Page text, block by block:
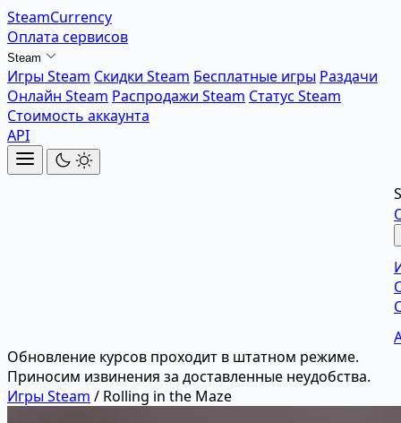
SteamCurrency
Оплата сервисов
Steam
Игры Steam Скидки Steam Бесплатные игры Раздачи
Онлайн Steam Распродажи Steam Статус Steam
Стоимость аккаунта
API
Обновление курсов проходит в штатном режиме.
Приносим извинения за доставленные неудобства.
Игры Steam / Rolling in the Maze